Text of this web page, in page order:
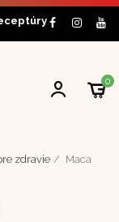
0
zdravie
Maca